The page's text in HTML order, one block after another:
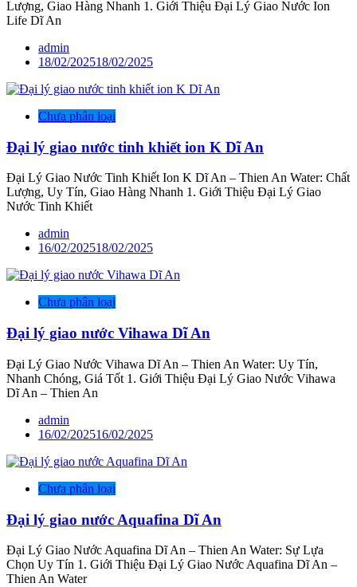
Lượng, Giao Hàng Nhanh 1. Giới Thiệu Đại Lý Giao Nước Ion
Life Dĩ An
admin
18/02/202518/02/2025
Chưa phân loại
Đại lý giao nước tinh khiết ion K Dĩ An
Đại Lý Giao Nước Tinh Khiết Ion K Dĩ An – Thien An Water: Chất
Lượng, Uy Tín, Giao Hàng Nhanh 1. Giới Thiệu Đại Lý Giao
Nước Tinh Khiết
admin
16/02/202518/02/2025
Chưa phân loại
Đại lý giao nước Vihawa Dĩ An
Đại Lý Giao Nước Vihawa Dĩ An – Thien An Water: Uy Tín,
Nhanh Chóng, Giá Tốt 1. Giới Thiệu Đại Lý Giao Nước Vihawa
Dĩ An – Thien An
admin
16/02/202516/02/2025
Chưa phân loại
Đại lý giao nước Aquafina Dĩ An
Đại Lý Giao Nước Aquafina Dĩ An – Thien An Water: Sự Lựa
Chọn Uy Tín 1. Giới Thiệu Đại Lý Giao Nước Aquafina Dĩ An –
Thien An Water